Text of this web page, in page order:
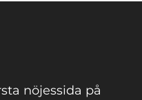
nöjessida på